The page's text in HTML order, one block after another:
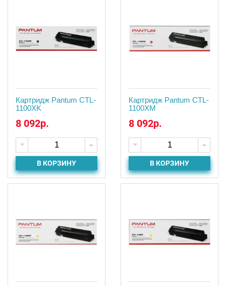
Картридж Pantum CTL-
1100XK
8 092р.
В КОРЗИНУ
Картридж Pantum CTL-
1100XM
8 092р.
В КОРЗИНУ